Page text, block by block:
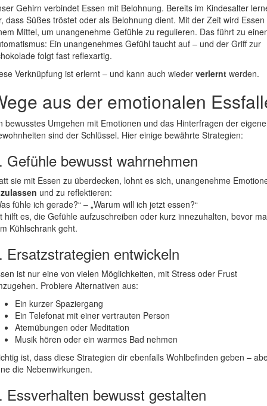
Gehirn verbindet Essen mit Belohnung. Bereits im Kindesalter
dass Süßes tröstet oder als Belohnung dient. Mit der Zeit wird Essen
Mittel, um unangenehme Gefühle zu regulieren. Das führt zu
Ein unangenehmes Gefühl taucht auf – und der Griff zur
folgt fast reflexartig.
Verknüpfung ist erlernt – und kann auch wieder verlernt werden.
aus der emotionalen
bewusstes Umgehen mit Emotionen und das Hinterfragen der
sind der Schlüssel. Hier einige bewährte Strategien:
Gefühle bewusst wahrnehmen
sie mit Essen zu überdecken, lohnt es sich, unangenehme
und zu reflektieren:
fühle ich gerade?“ – „Warum will ich jetzt essen?“
hilft es, die Gefühle aufzuschreiben oder kurz innezuhalten, bevor
Kühlschrank geht.
Ersatzstrategien entwickeln
ist nur eine von vielen Möglichkeiten, mit Stress oder Frust
Probiere Alternativen aus:
Ein kurzer Spaziergang
Ein Telefonat mit einer vertrauten Person
Atemübungen oder Meditation
Musik hören oder ein warmes Bad nehmen
ist, dass diese Strategien dir ebenfalls Wohlbefinden geben –
die Nebenwirkungen.
Essverhalten bewusst gestalten